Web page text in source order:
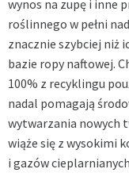
wynos na zupę i inne
roślinnego w pełni
znacznie szybciej niż
bazie ropy naftowej.
100% z recyklingu
nadal pomagają
wytwarzania nowych
wiąże się z wysokimi
i gazów